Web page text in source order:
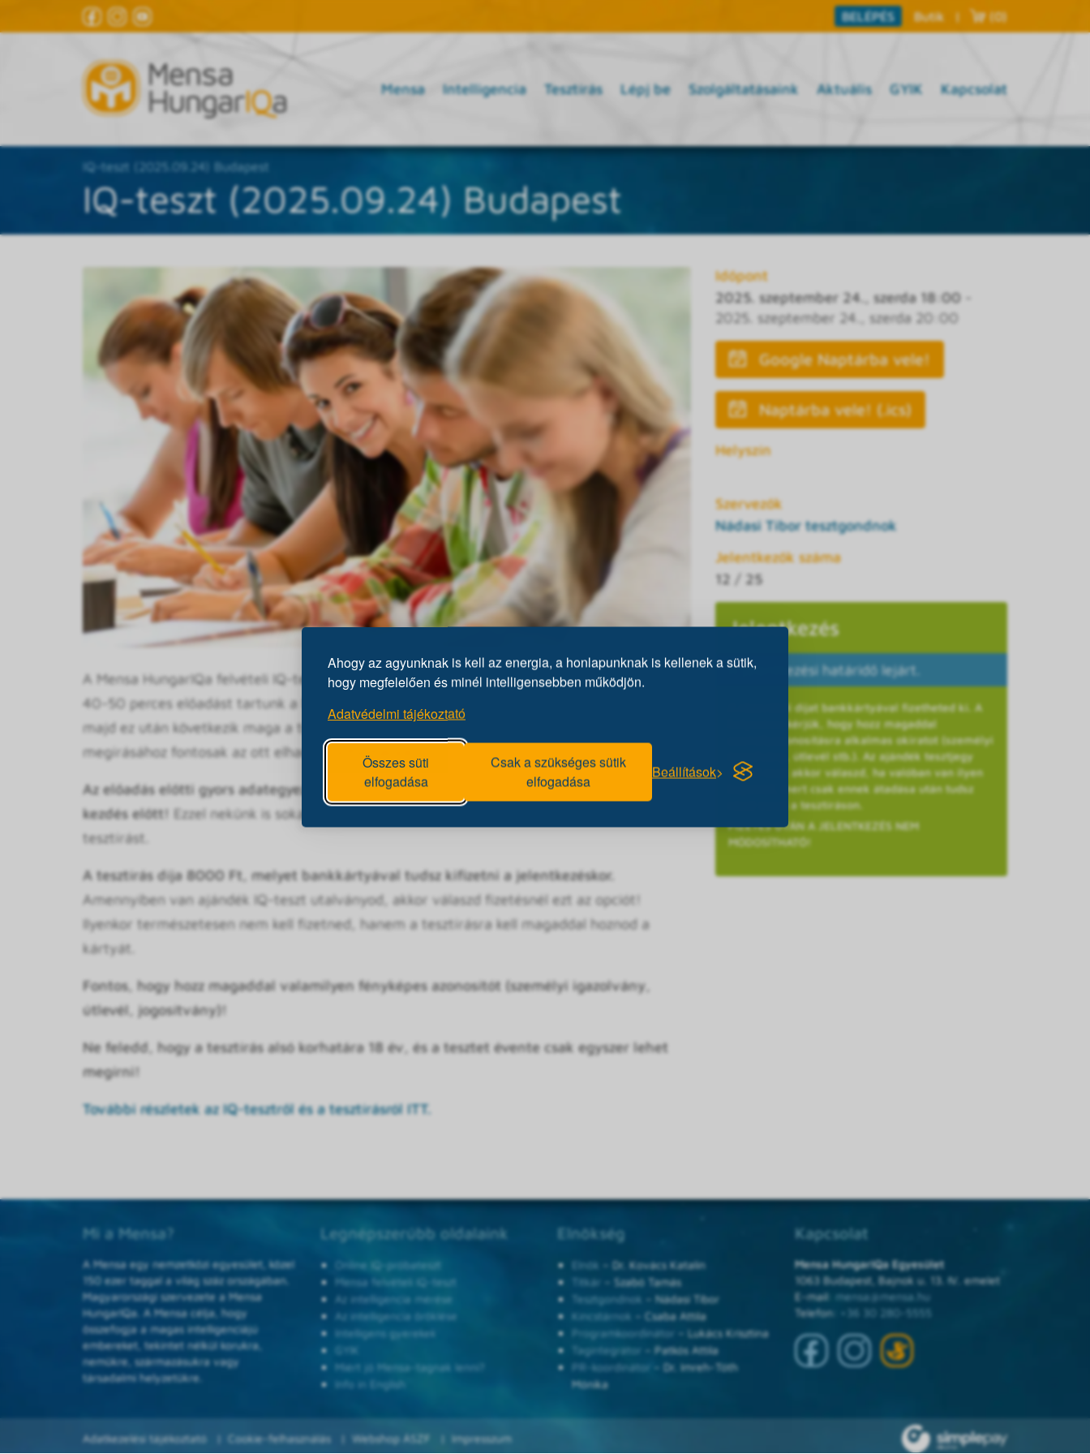
Ahogy az agyunknak is kell az energia, a honlapunknak is kellenek a sütik,
hogy megfelelően és minél intelligensebben működjön.
Adatvédelmi tájékoztató
Összes süti
elfogadása
Csak a szükséges sütik
elfogadása
Beállítások
BELÉPÉS Butik | (0)
Mensa Intelligencia Tesztírás Lépj be Szolgáltatásaink Aktuális GYIK Kapcsolat
IQ-teszt (2025.09.24) Budapest
IQ-teszt (2025.09.24) Budapest
A Mensa HungarIQa felvételi IQ-tesztje körülbelül két órás program. Tesztírás előtt egy kb.
40-50 perces előadást tartunk a Mensáról, az intelligenciáról és a kitöltendő IQ-tesztről,
majd ez után következik maga a tesztírás. (Az előadáson is részt kell venned, mert a teszt
megírásához fontosak az ott elhangzó információk).
Az előadás előtti gyors adategyeztetés és regisztráció miatt kérjük érkezz meg 15 perccel a
kezdés előtt! Ezzel nekünk is sokat segítesz, mert így majd időben tudjuk kezdeni a
tesztírást.
A tesztírás díja 8000 Ft, melyet bankkártyával tudsz kifizetni a jelentkezéskor.
Amennyiben van ajándék IQ-teszt utalványod, akkor válaszd fizetésnél ezt az opciót!
Ilyenkor természetesen nem kell fizetned, hanem a tesztírásra kell magaddal hoznod a
kártyát.
Fontos, hogy hozz magaddal valamilyen fényképes azonosítót (személyi igazolvány,
útlevél, jogosítvány)!
Ne feledd, hogy a tesztírás alsó korhatára 18 év, és a tesztet évente csak egyszer lehet
megírni!
További részletek az IQ-tesztről és a tesztírásról ITT.
Időpont
2025. szeptember 24., szerda 18:00
2025. szeptember 24., szerda 20:00
Google Naptárba vele!
Naptárba vele! (.ics)
Helyszín
Szervezők
Nádasi Tibor tesztgondnok
Jelentkezők száma
12 / 25
Jelentkezés
A jelentkezési határidő lejárt.
A részvételi díjat bankkártyával fizetheted ki. A
helyszínre kérjük, hogy hozz magaddal
személyazonosításra alkalmas okiratot (személyi
igazolvány, útlevél stb.). Az ajándék tesztjegy
opciót csak akkor válaszd, ha valóban van ilyen
kuponod, mert csak ennek átadása után tudsz
részt venni a tesztíráson.
FIZETÉS UTÁN A JELENTKEZÉS NEM
MÓDOSÍTHATÓ!
Mi a Mensa?
A Mensa egy nemzetközi egyesület, közel
150 ezer taggal a világ száz országában.
Magyarországi szervezete a Mensa
HungarIQa. A Mensa célja, hogy
összefogja a magas intelligenciájú
embereket, tekintet nélkül korukra,
nemükre, származásukra vagy
társadalmi helyzetükre.
Legnépszerűbb oldalaink
Online IQ-próbateszt
Mensa felvételi IQ-teszt
Az intelligencia mérése
Az intelligencia öröklése
Intelligens gyerekek
GYIK
Miért jó Mensa-tagnak lenni?
Info in English
Elnökség
Elnök – Dr. Kovács Katalin
Titkár – Szabó Tamás
Tesztgondnok – Nádasi Tibor
Kincstárnok – Csaba Attila
Programkoordinátor – Lukács Krisztina
Tagintegrátor – Patkós Attila
PR-koordinátor – Dr. Imreh-Tóth
Mónika
Kapcsolat
Mensa HungarIQa Egyesület
1063 Budapest, Bajnok u. 13. IV. emelet
E-mail: mensa@mensa.hu
Telefon:
+36 30 280-5555
Adatkezelési tájékoztató Cookie-felhasználás Webshop ÁSZF Impresszum